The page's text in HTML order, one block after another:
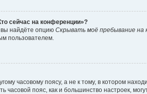
сейчас на конференции»?
вы найдёте опцию Скрывать моё пребывание на
пользователем.
часовому поясу, а не к тому, в котором
часовой пояс, как и большинство настроек,